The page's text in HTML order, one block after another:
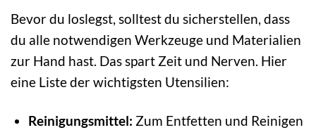
Bevor du loslegst, solltest du sicherstellen, dass
du alle notwendigen Werkzeuge und Materialien
zur Hand hast. Das spart Zeit und Nerven. Hier
eine Liste der wichtigsten Utensilien:
Reinigungsmittel: Zum Entfetten und Reinigen